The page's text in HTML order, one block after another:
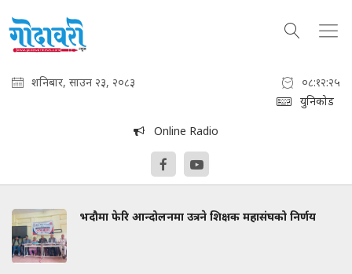
शनिबार, साउन २३, २०८३
०८:१२:२६
युनिकोड
Online Radio
भदौमा फेरि आन्दोलनमा उत्रने शिक्षक महासंघको निर्णय